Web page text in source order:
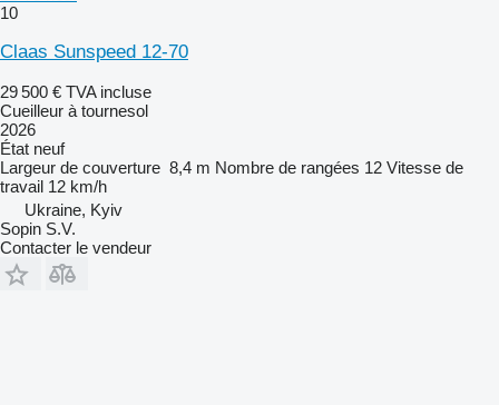
10
Claas Sunspeed 12-70
29 500 € TVA incluse
Cueilleur à tournesol
2026
État neuf
Largeur de couverture 8,4 m Nombre de rangées 12 Vitesse de
travail 12 km/h
Ukraine, Kyiv
Sopin S.V.
Contacter le vendeur